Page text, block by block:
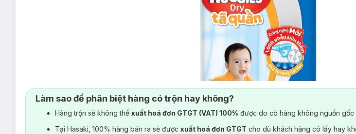
Làm sao để phân biệt hàng có trộn hay không?
Hàng trộn sẽ không thể xuất hoá đơn GTGT (VAT) 100% được do có hàng không nguồn gốc
Tại Hasaki, 100% hàng bán ra sẽ được xuất hoá đơn GTGT cho dù khách hàng có lấy hay